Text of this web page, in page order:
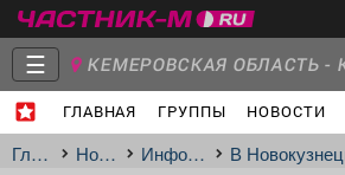
☰ КЕМЕРОВСКАЯ ОБЛАСТЬ -
ГЛАВНАЯ ГРУППЫ НОВОСТИ
Главная
Группы
Главная Новости Информация ️В Новокузнецке